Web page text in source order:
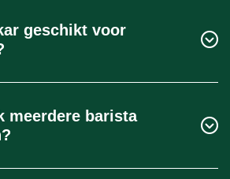
van het type koffie en de drukte.
geschikt voor
zijn ook geschikt voor
voor afstemming op
ondergrond.
meerdere barista
meer dan 35 mobiele units